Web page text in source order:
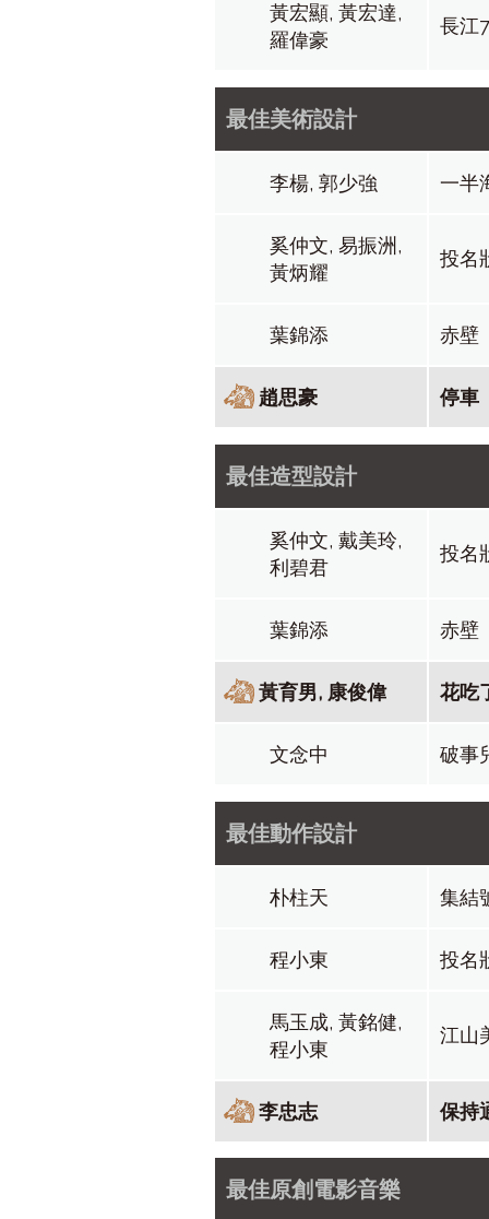
黃宏顯, 黃宏達,
羅偉豪
長江
最佳美術設計
李楊, 郭少強 一半
奚仲文, 易振洲,
黃炳耀
投名
葉錦添 赤壁
趙思豪 停車
最佳造型設計
奚仲文, 戴美玲,
利碧君
投名
葉錦添 赤壁
黃育男, 康俊偉 花吃
文念中 破事
最佳動作設計
朴柱天 集結
程小東 投名
馬玉成, 黃銘健,
程小東
江山
李忠志 保持
最佳原創電影音樂